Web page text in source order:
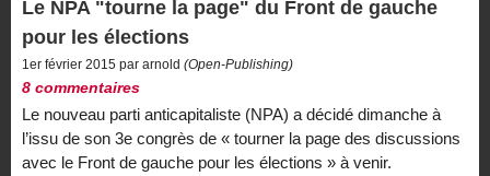
Le NPA "tourne la page" du Front de gauche
pour les élections
1er février 2015 par arnold (Open-Publishing)
8 commentaires
Le nouveau parti anticapitaliste (NPA) a décidé dimanche à
l’issu de son 3e congrès de « tourner la page des discussions
avec le Front de gauche pour les élections » à venir.